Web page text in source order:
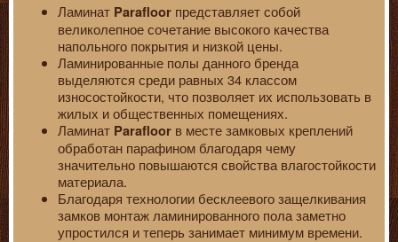
Ламинат Parafloor представляет собой
великолепное сочетание высокого качества
напольного покрытия и низкой цены.
Ламинированные полы данного бренда
выделяются среди равных 34 классом
износостойкости, что позволяет их использовать в
жилых и общественных помещениях.
Ламинат Parafloor в месте замковых креплений
обработан парафином благодаря чему
значительно повышаются свойства влагостойкости
материала.
Благодаря технологии бесклеевого защелкивания
замков монтаж ламинированного пола заметно
упростился и теперь занимает минимум времени.